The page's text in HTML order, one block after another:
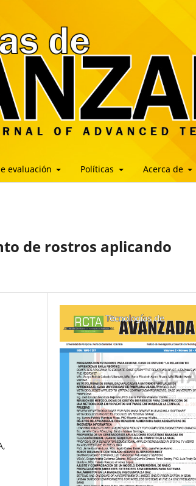
evaluación Políticas Acerca de
de rostros aplicando